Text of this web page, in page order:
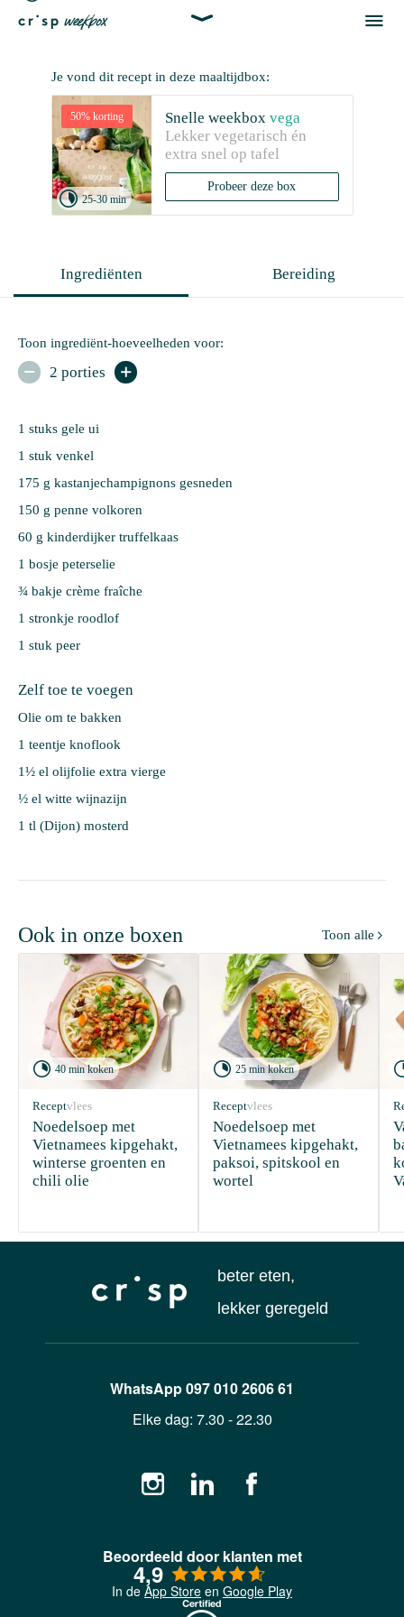


Je vond dit recept in deze maaltijdbox:
50% korting
25-30 min
Snelle weekbox vega
Lekker vegetarisch én
extra snel op tafel
Probeer deze box
Ingrediënten Bereiding
Toon ingrediënt-hoeveelheden voor:
 2 porties 
1 stuks gele ui
1 stuk venkel
175 g kastanjechampignons gesneden
150 g penne volkoren
60 g
1 bosje peterselie
¾ bakje crème fraîche
1 stronkje roodlof
1 stuk peer
Zelf toe te voegen
Olie om te bakken
1 teentje knoflook
1½ el olijfolie extra vierge
½ el witte wijnazijn
1 tl (Dijon) mosterd
Ook in onze boxen Toon alle 
 40 min koken
Receptvlees
Noedelsoep met
Vietnamees kipgehakt,
winterse groenten en
chili olie
 25 min koken
Receptvlees
Noedelsoep met
Vietnamees kipgehakt,
paksoi, spitskool en
wortel
beter eten,
lekker geregeld
WhatsApp097 010 2606 61
Elke dag: 7.30 - 22.30
Beoordeeld door klanten met
4,9
In de App Store en Google Play